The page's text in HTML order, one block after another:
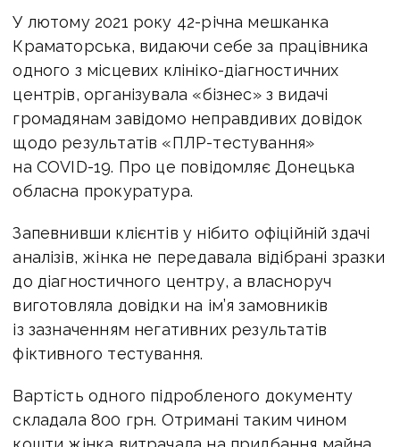
У лютому 2021 року 42-річна мешканка
Краматорська, видаючи себе за працівника
одного з місцевих клініко-діагностичних
центрів, організувала «бізнес» з видачі
громадянам завідомо неправдивих довідок
щодо результатів «ПЛР-тестування»
на COVID-19. Про це повідомляє Донецька
обласна прокуратура.
Запевнивши клієнтів у нібито офіційній здачі
аналізів, жінка не передавала відібрані зразки
до діагностичного центру, а власноруч
виготовляла довідки на ім’я замовників
із зазначенням негативних результатів
фіктивного тестування.
Вартість одного підробленого документу
складала 800 грн. Отримані таким чином